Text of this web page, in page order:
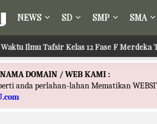
NEWS SD SMP SMA
Ilmu Tafsir Kelas 12 Fase F Merdeka
DOMAIN / WEB KAMI :
anda perlahan-lahan Mematikan